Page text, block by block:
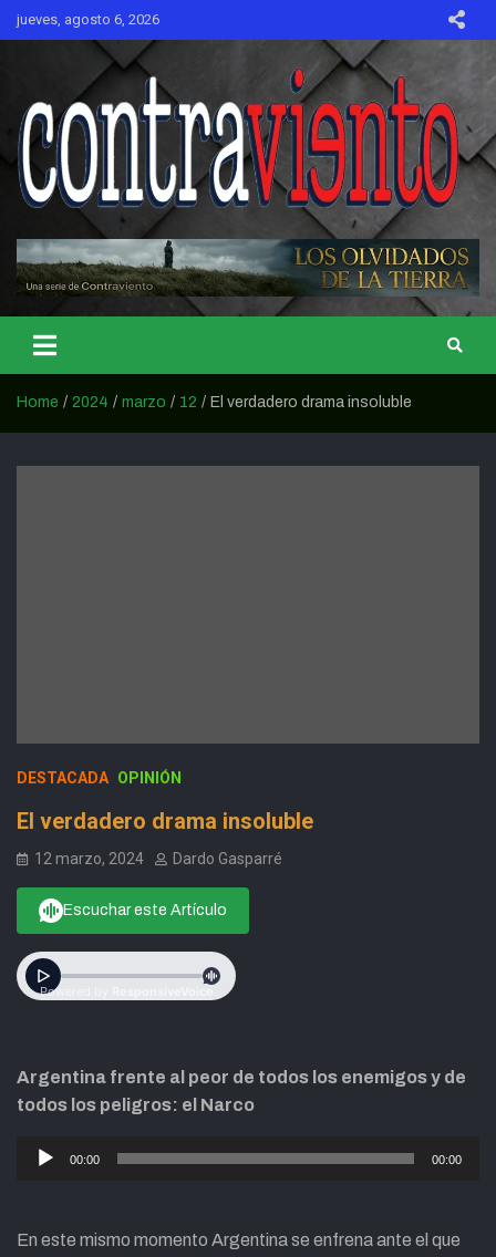
Skip
jueves, agosto 6, 2026
CONTRAVIENTO
Home 2024 marzo 12 El verdadero drama insoluble
DESTACADA OPINIÓN
El verdadero drama insoluble
12 marzo, 2024 Dardo Gasparré
Escuchar este Artículo
Argentina frente al peor de todos los enemigos y de
todos los peligros: el Narco
Reproductor
00:00 00:00
En este mismo momento Argentina se enfrena ante el que